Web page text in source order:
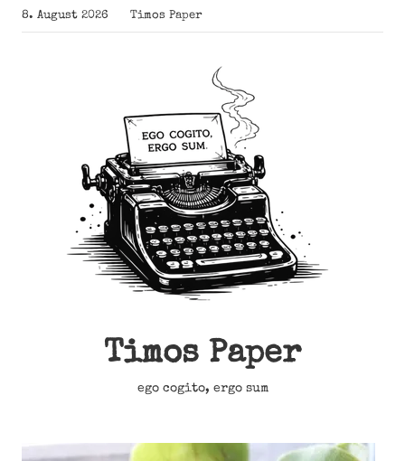
Zum
Inhalt
8. August 2026 Timos Paper
Timos Paper
ego cogito, ergo sum